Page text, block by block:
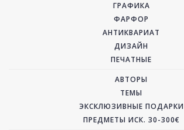
ГРАФИКА
ФАРФОР
АНТИКВАРИАТ
ДИЗАЙН
ПЕЧАТНЫЕ
АВТОРЫ
ТЕМЫ
ЭКСКЛЮЗИВНЫЕ ПОДАРКИ
ПРЕДМЕТЫ ИСК. 30-300€